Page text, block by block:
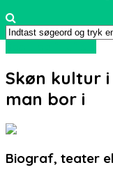
Skøn kultur
man bor i
Biograf, teater